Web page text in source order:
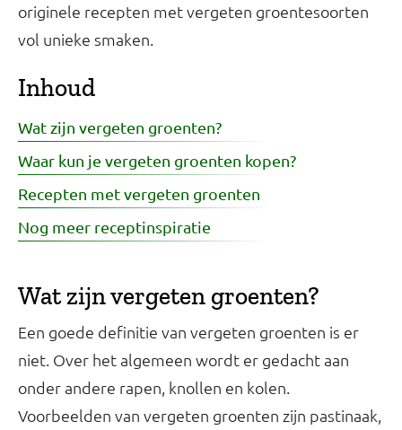
originele recepten met vergeten groentesoorten
vol unieke smaken.
Inhoud
Wat zijn vergeten groenten?
Waar kun je vergeten groenten kopen?
Recepten met vergeten groenten
Nog meer receptinspiratie
Wat zijn vergeten groenten?
Een goede definitie van vergeten groenten is er
niet. Over het algemeen wordt er gedacht aan
onder andere rapen, knollen en kolen.
Voorbeelden van vergeten groenten zijn pastinaak,